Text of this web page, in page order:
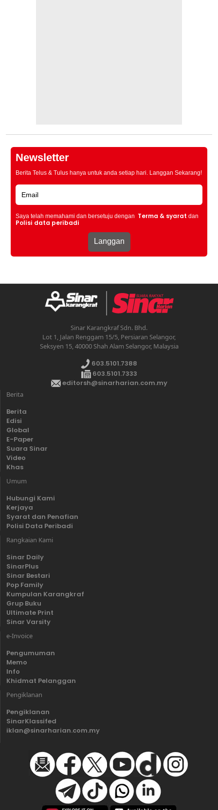
Newsletter
Berita Telus & Tulus hanya untuk anda setiap hari. Langgan Sekarang!
Saya telah memahami dan bersetuju dengan Terma & syarat dan
Polisi data peribadi
Sinar Karangkraf Sdn. Bhd.
Lot 1, Jalan Renggam 15/5, Persiaran Selangor,
Seksyen 15, 40000 Shah Alam Selangor, Malaysia
603.5101.7388
603.5101.7333
editorsh@sinarharian.com.my
Berita
Berita
Edisi
Global
E-Paper
Suara Sinar
Video
Khas
Umum
Hubungi Kami
Kerjaya
Syarat dan Penafian
Polisi Data Peribadi
Rangkaian Kami
Sinar Daily
SinarPlus
Sinar Bestari
Pop Family
Kumpulan Karangkraf
Grup Buku
Ultimate Print
Sinar Varsity
e-Invoice
Pengumuman
Memo
Info
Khidmat Pelanggan
Pengiklanan
Pengiklanan
SinarKlassifed
iklan@sinarharian.com.my